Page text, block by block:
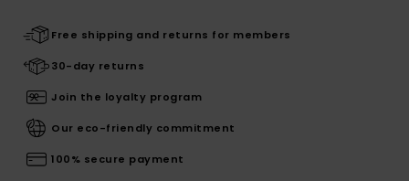
Free shipping and returns for members
30-day returns
Join the loyalty program
Our eco-friendly commitment
100% secure payment